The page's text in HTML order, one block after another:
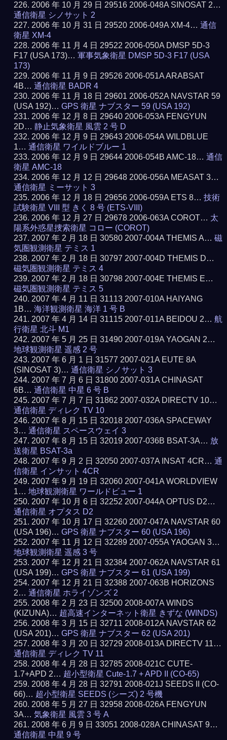
2006 年 10 月 29 日 29516 2006-048A SINOSAT 2…
通信衛星 シノサット 2
2006 年 10 月 31 日 29520 2006-049A XM-4…通信
衛星 XM-4
2006 年 11 月 4 日 29522 2006-050A DMSP 5D-3
F17 (USA 173)…軍事気象衛星 DMSP 5D-3 F17 (USA
173)
2006 年 11 月 9 日 29526 2006-051A ARABSAT
4B…通信衛星 BADR 4
2006 年 11 月 18 日 29601 2006-052A NAVSTAR 59
(USA 192)…GPS 衛星 ナブスター 59 (USA 192)
2006 年 12 月 8 日 29640 2006-053A FENGYUN
2D…静止気象衛星 風雲 2 号 D
2006 年 12 月 9 日 29643 2006-054A WILDBLUE
1…通信衛星 ワイルドブルー 1
2006 年 12 月 9 日 29644 2006-054B AMC-18…通信
衛星 AMC-18
2006 年 12 月 12 日 29648 2006-056A MEASAT 3…
通信衛星 ミーサット 3
2006 年 12 月 18 日 29656 2006-059A ETS 8…技術
試験衛星 VIII 型 きく 8 号 (ETS-VIII)
2006 年 12 月 27 日 29678 2006-063A COROT… 太
陽系外惑星捜索衛星 コロー (COROT)
2007 年 2 月 18 日 30580 2007-004A THEMIS A…磁
気圏観測衛星 テミス 1
2007 年 2 月 18 日 30797 2007-004D THEMIS D…
磁気圏観測衛星 テミス 4
2007 年 2 月 18 日 30798 2007-004E THEMIS E…
磁気圏観測衛星 テミス 5
2007 年 4 月 11 日 31113 2007-010A HAIYANG
1B…海洋観測衛星 海洋 1 号 B
2007 年 4 月 14 日 31115 2007-011A BEIDOU 2…航
行衛星 北斗 M1
2007 年 5 月 25 日 31490 2007-019A YAOGAN 2…
地球観測衛星 遥感 2 号
2007 年 6 月 1 日 31577 2007-021A EUTE 8A
(SINOSAT 3)…通信衛星 シノサット 3
2007 年 7 月 6 日 31800 2007-031A CHINASAT
6B…通信衛星 中星 6 号 B
2007 年 7 月 7 日 31862 2007-032A DIRECTV 10…
通信衛星 ディレク TV 10
2007 年 8 月 15 日 32018 2007-036A SPACEWAY
3…通信衛星 スペースウェイ 3
2007 年 8 月 15 日 32019 2007-036B BSAT-3A… 放
送衛星 BSAT-3a
2007 年 9 月 2 日 32050 2007-037A INSAT 4CR…通
信衛星 インサット 4CR
2007 年 9 月 19 日 32060 2007-041A WORLDVIEW
1…地球観測衛星 ワールドビュー 1
2007 年 10 月 6 日 32252 2007-044A OPTUS D2…
通信衛星 オプタス D2
2007 年 10 月 17 日 32260 2007-047A NAVSTAR 60
(USA 196)…GPS 衛星 ナブスター 60 (USA 196)
2007 年 11 月 12 日 32289 2007-055A YAOGAN 3…
地球観測衛星 遥感 3 号
2007 年 12 月 21 日 32384 2007-062A NAVSTAR 61
(USA 199)…GPS 衛星 ナブスター 61 (USA 199)
2007 年 12 月 21 日 32388 2007-063B HORIZONS
2…通信衛星 ホライゾンズ 2
2008 年 2 月 23 日 32500 2008-007A WINDS
(KIZUNA)… 超高速インターネット衛星 きずな (WINDS)
2008 年 3 月 15 日 32711 2008-012A NAVSTAR 62
(USA 201)…GPS 衛星 ナブスター 62 (USA 201)
2008 年 3 月 20 日 32729 2008-013A DIRECTV 11…
通信衛星 ディレク TV 11
2008 年 4 月 28 日 32785 2008-021C CUTE-
1.7+APD 2… 超小型衛星 Cute-1.7 + APD II (CO-65)
2008 年 4 月 28 日 32791 2008-021J SEEDS II (CO-
66)… 超小型衛星 SEEDS (シーズ) 2 号機
2008 年 5 月 27 日 32958 2008-026A FENGYUN
3A…気象衛星 風雲 3 号 A
2008 年 6 月 9 日 33051 2008-028A CHINASAT 9…
通信衛星 中星 9 号